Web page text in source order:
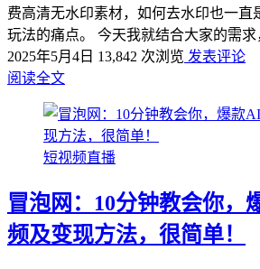
费高清无水印素材，如何去水印也一直
玩法的痛点。 今天我就结合大家的需求
2025年5月4日 13,842 次浏览 发表评论
阅读全文
短视频直播
冒泡网：10分钟教会你，
频及变现方法，很简单！